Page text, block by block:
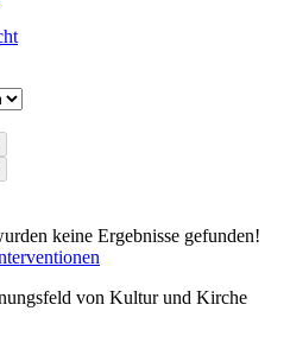
keine Ergebnisse gefunden!
von Kultur und Kirche